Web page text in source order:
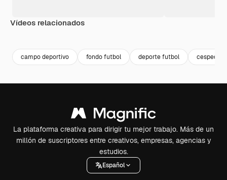
Vídeos relacionados
campo deportivo fondo futbol deporte futbol cesped
La plataforma creativa para dirigir tu mejor trabajo. Más de un
millón de suscriptores entre creativos, empresas, agencias y
estudios.
Español